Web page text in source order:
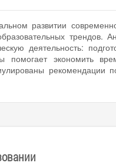
развитии
трендов.
деятельность:
помогает экономить
рекомендации